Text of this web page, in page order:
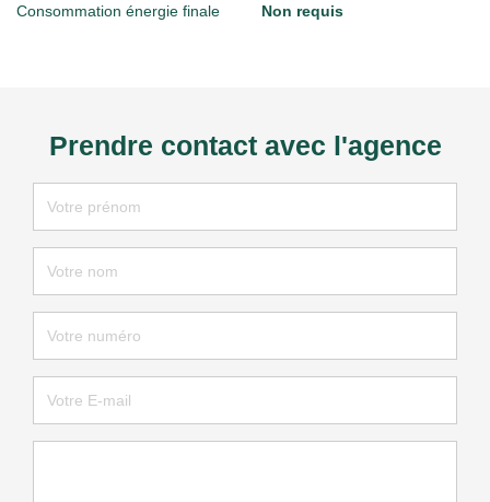
Consommation énergie finale Non requis
Prendre contact avec l'agence